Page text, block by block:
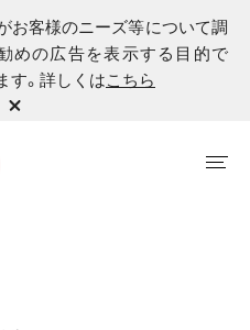
お客様のニーズ等について調
めの広告を表示する目的で
す。詳しくはこちら